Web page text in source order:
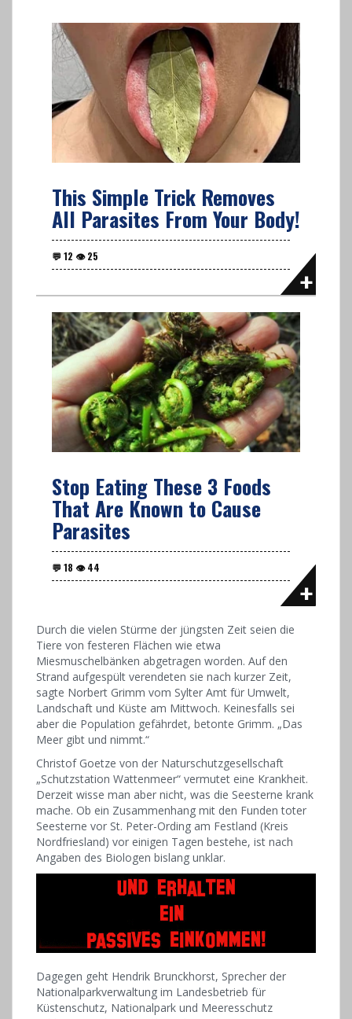
This Simple Trick Removes
All Parasites From Your Body!
Stop Eating These 3 Foods
That Are Known to Cause
Parasites
Durch die vielen Stürme der jüngsten Zeit seien die
Tiere von festeren Flächen wie etwa
Miesmuschelbänken abgetragen worden. Auf den
Strand aufgespült verendeten sie nach kurzer Zeit,
sagte Norbert Grimm vom Sylter Amt für Umwelt,
Landschaft und Küste am Mittwoch. Keinesfalls sei
aber die Population gefährdet, betonte Grimm. „Das
Meer gibt und nimmt.“
Christof Goetze von der Naturschutzgesellschaft
„Schutzstation Wattenmeer“ vermutet eine Krankheit.
Derzeit wisse man aber nicht, was die Seesterne krank
mache. Ob ein Zusammenhang mit den Funden toter
Seesterne vor St. Peter-Ording am Festland (Kreis
Nordfriesland) vor einigen Tagen bestehe, ist nach
Angaben des Biologen bislang unklar.
Dagegen geht Hendrik Brunckhorst, Sprecher der
Nationalparkverwaltung im Landesbetrieb für
Küstenschutz, Nationalpark und Meeresschutz